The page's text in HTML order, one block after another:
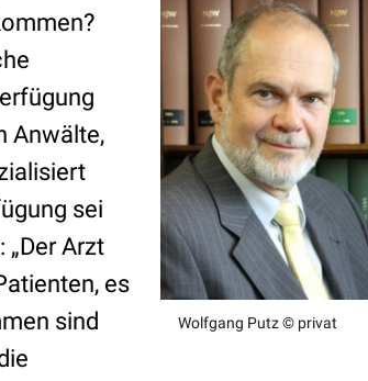
Wolfgang Putz © privat
Anwälte,
sei
Arzt
es
sind